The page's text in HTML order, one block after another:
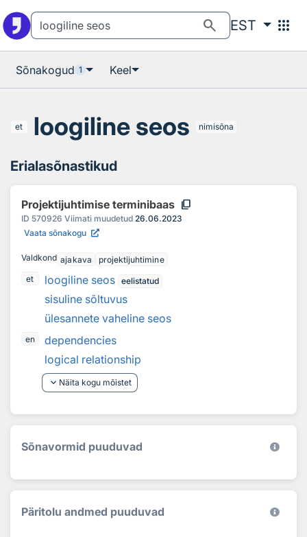
search EST apps
Sõnakogud 1 Keel
et loogiline seos nimisõna
Erialasõnastikud
Projektijuhtimise terminibaas content_copy
ID 570926 Viimati muudetud 26.06.2023
Vaata sõnakogu
Valdkond ajakava
projektijuhtimine
et
loogiline seos eelistatud
sisuline sõltuvus
ülesannete vaheline seos
en
dependencies
logical relationship
keyboard_arrow_down Näita kogu mõistet
Sõnavormid puuduvad
Päritolu andmed puuduvad